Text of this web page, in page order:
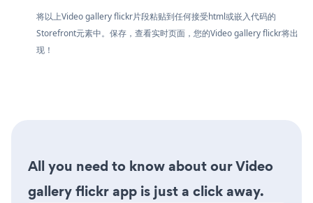
将以上Video gallery flickr片段粘贴到任何接受html或嵌入代码的
Storefront元素中。保存，查看实时页面，您的Video gallery flickr将出
现！
All you need to know about our Video
gallery flickr app is just a click away.